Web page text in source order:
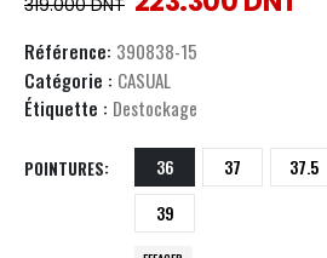
319.000DNT
Référence: 390838-15
Catégorie : CASUAL
Étiquette : Destockage
POINTURES 36 37 37.5
39